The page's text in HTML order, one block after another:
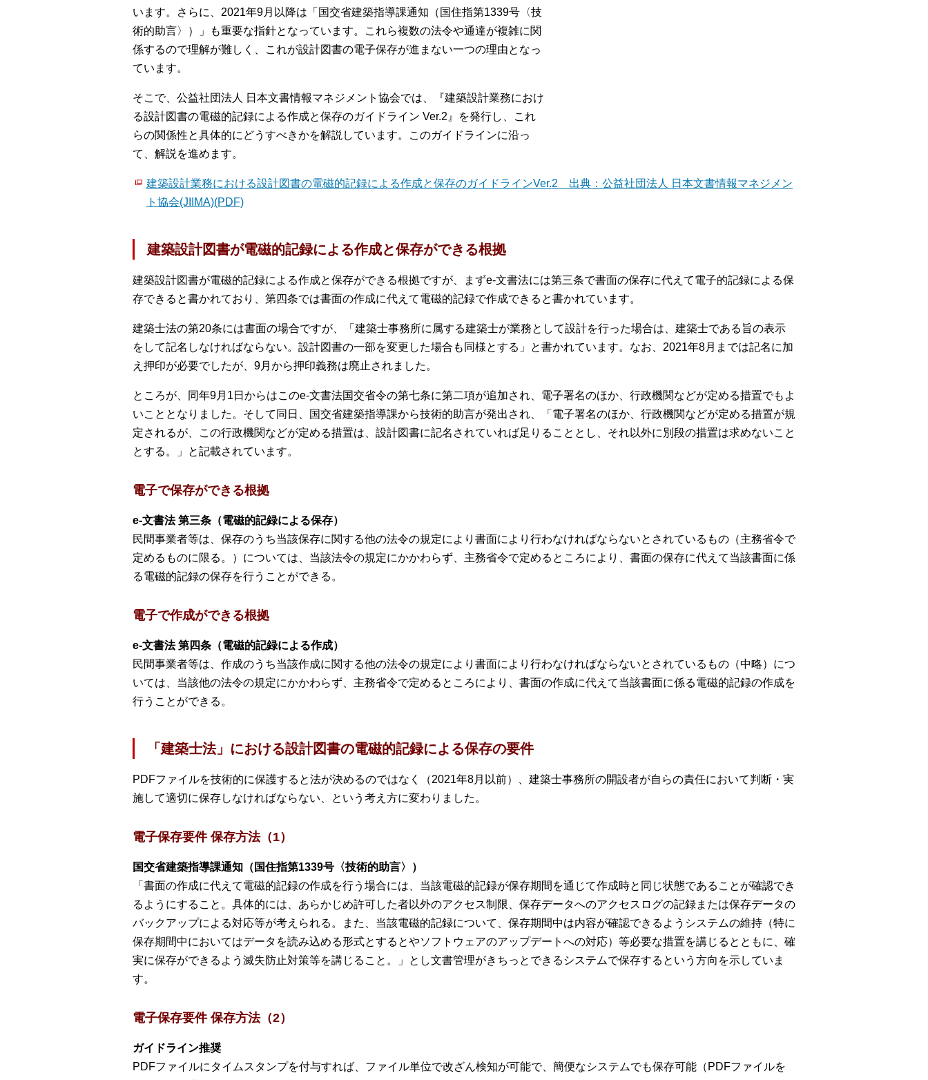
います。さらに、2021年9月以降は「国交省建築指導課通知（国住指第1339号〈技
術的助言〉）」も重要な指針となっています。これら複数の法令や通達が複雑に関
係するので理解が難しく、これが設計図書の電子保存が進まない一つの理由となっ
ています。
そこで、公益社団法人 日本文書情報マネジメント協会では、『建築設計業務におけ
る設計図書の電磁的記録による作成と保存のガイドライン Ver.2』を発行し、これ
らの関係性と具体的にどうすべきかを解説しています。このガイドラインに沿っ
て、解説を進めます。
建築設計業務における設計図書の電磁的記録による作成と保存のガイドラインVer.2 出典：公益社団法人 日本文書情報マネジメン
ト協会(JIIMA)(PDF)
建築設計図書が電磁的記録による作成と保存ができる根拠
建築設計図書が電磁的記録による作成と保存ができる根拠ですが、まずe-文書法には第三条で書面の保存に代えて電子的記録による保
存できると書かれており、第四条では書面の作成に代えて電磁的記録で作成できると書かれています。
建築士法の第20条には書面の場合ですが、「建築士事務所に属する建築士が業務として設計を行った場合は、建築士である旨の表示
をして記名しなければならない。設計図書の一部を変更した場合も同様とする」と書かれています。なお、2021年8月までは記名に加
え押印が必要でしたが、9月から押印義務は廃止されました。
ところが、同年9月1日からはこのe-文書法国交省令の第七条に第二項が追加され、電子署名のほか、行政機関などが定める措置でもよ
いこととなりました。そして同日、国交省建築指導課から技術的助言が発出され、「電子署名のほか、行政機関などが定める措置が規
定されるが、この行政機関などが定める措置は、設計図書に記名されていれば足りることとし、それ以外に別段の措置は求めないこと
とする。」と記載されています。
電子で保存ができる根拠
e-文書法 第三条（電磁的記録による保存）
民間事業者等は、保存のうち当該保存に関する他の法令の規定により書面により行わなければならないとされているもの（主務省令で
定めるものに限る。）については、当該法令の規定にかかわらず、主務省令で定めるところにより、書面の保存に代えて当該書面に係
る電磁的記録の保存を行うことができる。
電子で作成ができる根拠
e-文書法 第四条（電磁的記録による作成）
民間事業者等は、作成のうち当該作成に関する他の法令の規定により書面により行わなければならないとされているもの（中略）につ
いては、当該他の法令の規定にかかわらず、主務省令で定めるところにより、書面の作成に代えて当該書面に係る電磁的記録の作成を
行うことができる。
「建築士法」における設計図書の電磁的記録による保存の要件
PDFファイルを技術的に保護すると法が決めるのではなく（2021年8月以前）、建築士事務所の開設者が自らの責任において判断・実
施して適切に保存しなければならない、という考え方に変わりました。
電子保存要件 保存方法（1）
国交省建築指導課通知（国住指第1339号〈技術的助言〉）
「書面の作成に代えて電磁的記録の作成を行う場合には、当該電磁的記録が保存期間を通じて作成時と同じ状態であることが確認でき
るようにすること。具体的には、あらかじめ許可した者以外のアクセス制限、保存データへのアクセスログの記録または保存データの
バックアップによる対応等が考えられる。また、当該電磁的記録について、保存期間中は内容が確認できるようシステムの維持（特に
保存期間中においてはデータを読み込める形式とするとやソフトウェアのアップデートへの対応）等必要な措置を講じるとともに、確
実に保存ができるよう滅失防止対策等を講じること。」とし文書管理がきちっとできるシステムで保存するという方向を示していま
す。
電子保存要件 保存方法（2）
ガイドライン推奨
PDFファイルにタイムスタンプを付与すれば、ファイル単位で改ざん検知が可能で、簡便なシステムでも保存可能（PDFファイルを